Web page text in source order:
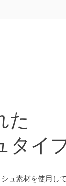
た
イプ
ュ素材を使用し